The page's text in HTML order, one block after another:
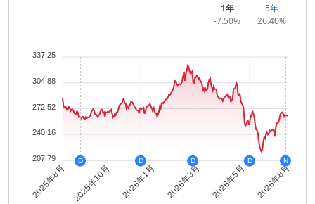
1年
-7.50%
5年
26.40%
337.25
304.88
272.52
240.16
207.79
2025年8月 2025年10月 2026年1月 2026年3月 2026年5月 2026年8月
D D D D N